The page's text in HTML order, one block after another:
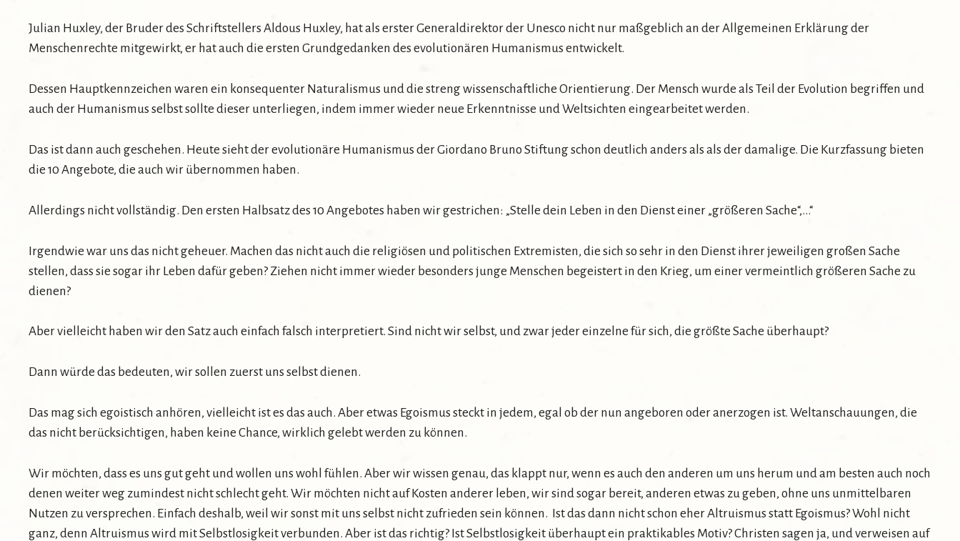
Julian Huxley, der Bruder des Schriftstellers Aldous Huxley, hat als erster Generaldirektor der Unesco nicht nur maßgeblich an der Allgemeinen Erklärung der
Menschenrechte mitgewirkt, er hat auch die ersten Grundgedanken des evolutionären Humanismus entwickelt.
Dessen Hauptkennzeichen waren ein konsequenter Naturalismus und die streng wissenschaftliche Orientierung. Der Mensch wurde als Teil der Evolution begriffen und
auch der Humanismus selbst sollte dieser unterliegen, indem immer wieder neue Erkenntnisse und Weltsichten eingearbeitet werden.
Das ist dann auch geschehen. Heute sieht der evolutionäre Humanismus der Giordano Bruno Stiftung schon deutlich anders als als der damalige. Die Kurzfassung bieten
die 10 Angebote, die auch wir übernommen haben.
Allerdings nicht vollständig. Den ersten Halbsatz des 10 Angebotes haben wir gestrichen: „Stelle dein Leben in den Dienst einer „größeren Sache“,…“
Irgendwie war uns das nicht geheuer. Machen das nicht auch die religiösen und politischen Extremisten, die sich so sehr in den Dienst ihrer jeweiligen großen Sache
stellen, dass sie sogar ihr Leben dafür geben? Ziehen nicht immer wieder besonders junge Menschen begeistert in den Krieg, um einer vermeintlich größeren Sache zu
dienen?
Aber vielleicht haben wir den Satz auch einfach falsch interpretiert. Sind nicht wir selbst, und zwar jeder einzelne für sich, die größte Sache überhaupt?
Dann würde das bedeuten, wir sollen zuerst uns selbst dienen.
Das mag sich egoistisch anhören, vielleicht ist es das auch. Aber etwas Egoismus steckt in jedem, egal ob der nun angeboren oder anerzogen ist. Weltanschauungen, die
das nicht berücksichtigen, haben keine Chance, wirklich gelebt werden zu können.
Wir möchten, dass es uns gut geht und wollen uns wohl fühlen. Aber wir wissen genau, das klappt nur, wenn es auch den anderen um uns herum und am besten auch noch
denen weiter weg zumindest nicht schlecht geht. Wir möchten nicht auf Kosten anderer leben, wir sind sogar bereit, anderen etwas zu geben, ohne uns unmittelbaren
Nutzen zu versprechen. Einfach deshalb, weil wir sonst mit uns selbst nicht zufrieden sein können. Ist das dann nicht schon eher Altruismus statt Egoismus? Wohl nicht
ganz, denn Altruismus wird mit Selbstlosigkeit verbunden. Aber ist das richtig? Ist Selbstlosigkeit überhaupt ein praktikables Motiv? Christen sagen ja, und verweisen auf